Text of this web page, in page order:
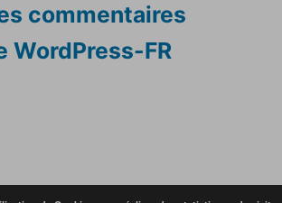
commentaires
WordPress-FR